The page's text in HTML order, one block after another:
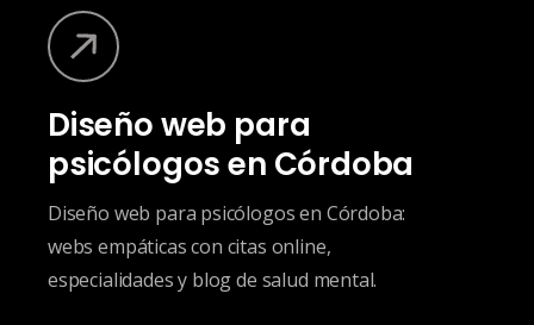
Diseño web para
psicólogos en Córdoba
Diseño web para psicólogos en Córdoba:
webs empáticas con citas online,
especialidades y blog de salud mental.